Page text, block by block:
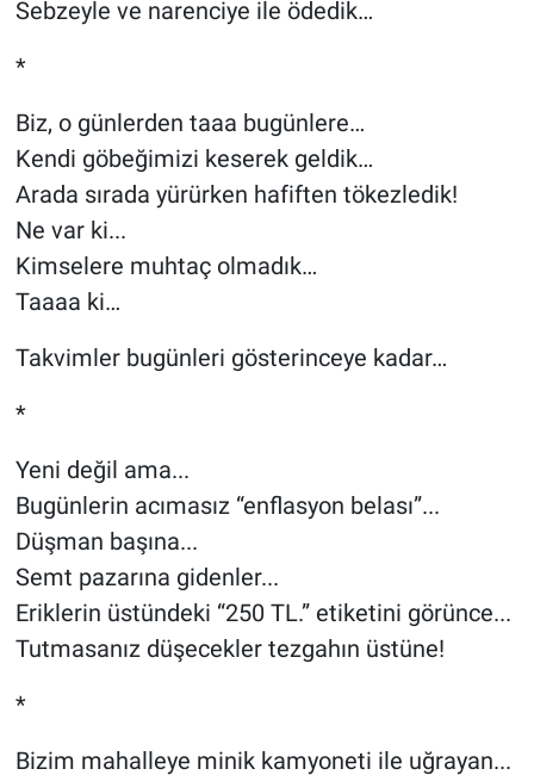
Sebzeyle ve narenciye ile ödedik…
*
Biz, o günlerden taaa bugünlere…
Kendi göbeğimizi keserek geldik…
Arada sırada yürürken hafiften tökezledik!
Ne var ki...
Kimselere muhtaç olmadık…
Taaaa ki…
Takvimler bugünleri gösterinceye kadar…
*
Yeni değil ama...
Bugünlerin acımasız “enflasyon belası”...
Düşman başına...
Semt pazarına gidenler...
Eriklerin üstündeki “250 TL.” etiketini görünce...
Tutmasanız düşecekler tezgahın üstüne!
*
Bizim mahalleye minik kamyoneti ile uğrayan...